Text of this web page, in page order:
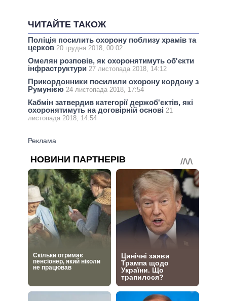
ЧИТАЙТЕ ТАКОЖ
Поліція посилить охорону поблизу храмів та
церков 20 грудня 2018, 00:02
Омелян розповів, як охоронятимуть об'єкти
інфраструктури 27 листопада 2018, 14:12
Прикордонники посилили охорону кордону з
Румунією 24 листопада 2018, 17:54
Кабмін затвердив категорії держоб'єктів, які
охоронятимуть на договірній основі 21
листопада 2018, 14:54